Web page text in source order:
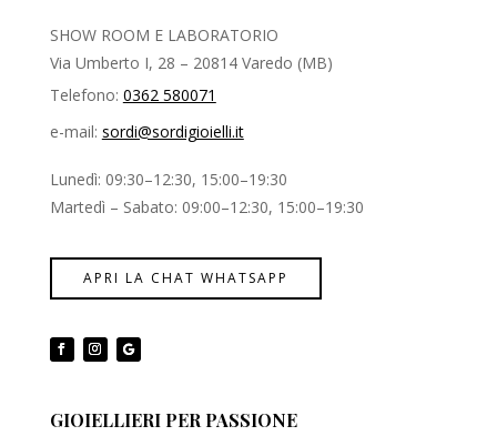
SHOW ROOM E LABORATORIO
Via Umberto I, 28 – 20814 Varedo (MB)
Telefono: 0362 580071
e-mail: sordi@sordigioielli.it
Lunedì: 09:30–12:30, 15:00–19:30
Martedì – Sabato: 09:00–12:30, 15:00–19:30
APRI LA CHAT WHATSAPP
GIOIELLIERI PER PASSIONE